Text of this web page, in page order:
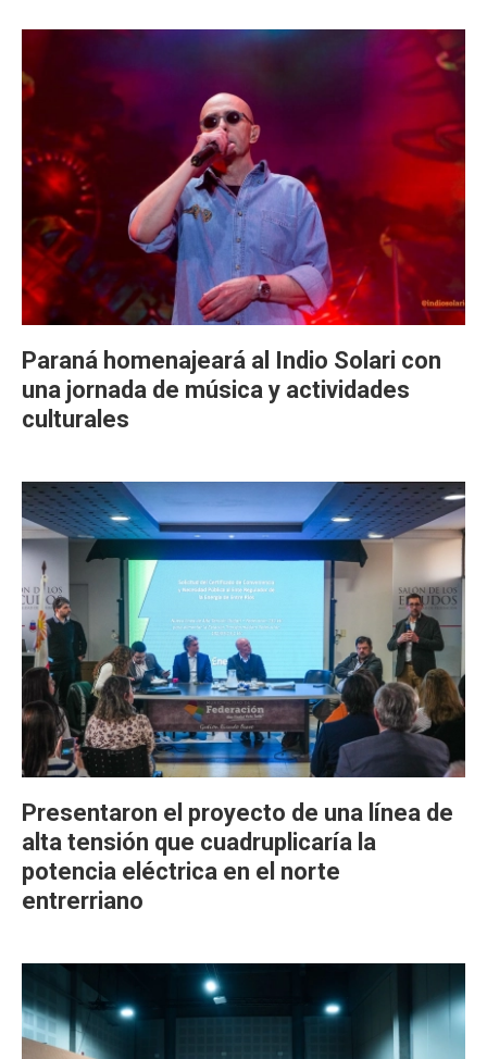
Paraná homenajeará al Indio Solari con
una jornada de música y actividades
culturales
Presentaron el proyecto de una línea de
alta tensión que cuadruplicaría la
potencia eléctrica en el norte
entrerriano